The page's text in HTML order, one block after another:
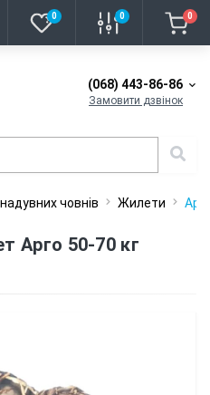
0 0 0
(068) 443-86-86
Замовити дзвінок
човнів Жилети
Арго 50-70 кг